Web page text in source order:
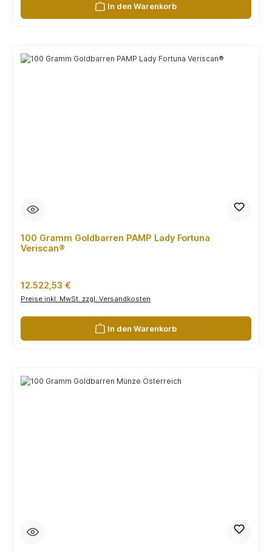
In den Warenkorb
100 Gramm Goldbarren PAMP Lady Fortuna
Veriscan®
Regulärer Preis:
12.522,53 €
Preise inkl. MwSt. zzgl. Versandkosten
In den Warenkorb